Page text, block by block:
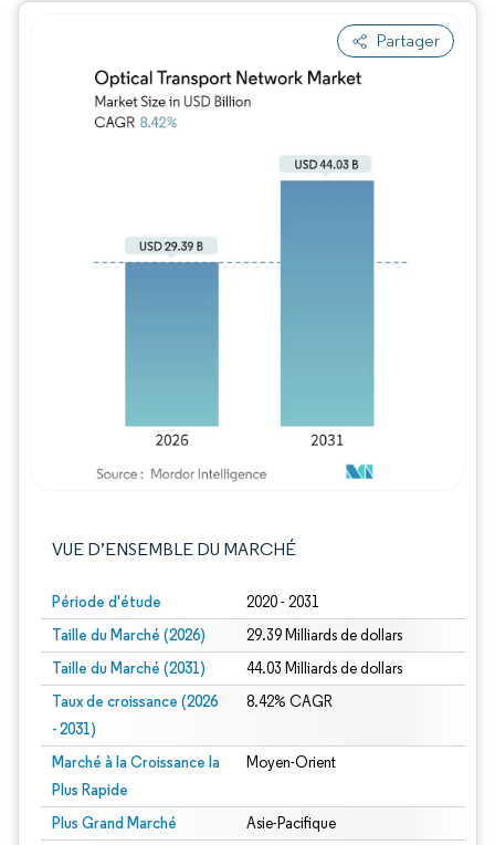
Partager
VUE D’ENSEMBLE DU MARCHÉ
Période d'étude 2020 - 2031
Taille du Marché (2026) 29.39 Milliards de dollars
Taille du Marché (2031) 44.03 Milliards de dollars
Taux de croissance (2026
- 2031)
8.42% CAGR
Marché à la Croissance la
Plus Rapide
Moyen-Orient
Plus Grand Marché Asie-Pacifique